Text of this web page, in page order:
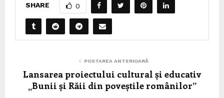
SHARE 0
POSTAREA ANTERIOARĂ
Lansarea proiectului cultural și educativ
„Bunii și Răii din poveștile românilor”